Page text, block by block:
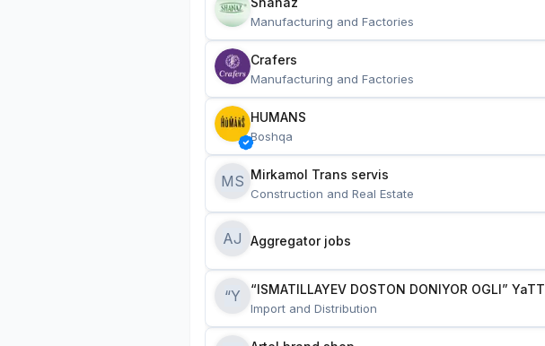
Manufacturing and Factories
Crafers
Manufacturing and Factories
HUMANS
Boshqa
MS
Construction and Real Estate
AJ Aggregator jobs
“Y “ISMATILLAYEV DOSTON DONIYOR OGLI” YaTT
Import and Distribution